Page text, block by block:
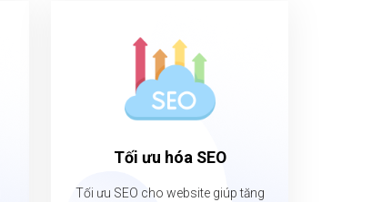
Tối ưu hóa SEO
Tối ưu SEO cho website giúp tăng